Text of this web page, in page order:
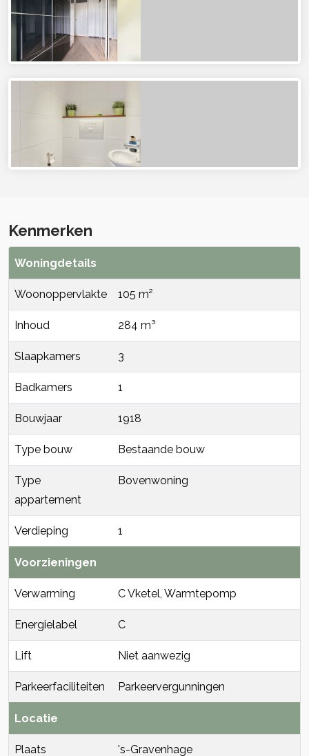
Kenmerken
Woningdetails
Woonoppervlakte 105 m²
Inhoud 284 m³
Slaapkamers 3
Badkamers 1
Bouwjaar 1918
Type bouw Bestaande bouw
Type
appartement
Bovenwoning
Verdieping 1
Voorzieningen
Verwarming C Vketel, Warmtepomp
Energielabel C
Lift Niet aanwezig
Parkeerfaciliteiten Parkeervergunningen
Locatie
Plaats 's-Gravenhage